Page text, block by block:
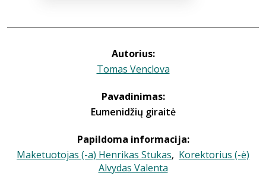
Autorius:
Tomas Venclova
Pavadinimas:
Eumenidžių giraitė
Papildoma informacija:
Maketuotojas (-a) Henrikas Stukas, Korektorius (-ė)
Alvydas Valenta